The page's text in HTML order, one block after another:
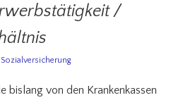
/
Sozialversicherung
bislang von den Krankenkassen